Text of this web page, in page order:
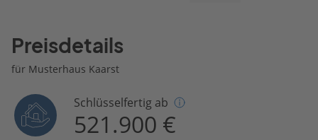
Preisdetails
für Musterhaus Kaarst
Schlüsselfertig ab
521.900 €